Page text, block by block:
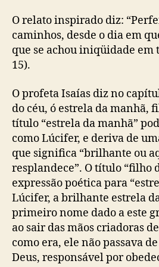
O relato inspirado diz:
caminhos, desde o dia em
que se achou iniqüidade em
15).
O profeta Isaías diz no
do céu, ó estrela da manhã,
título “estrela da manhã”
como Lúcifer, e deriva de
que significa “brilhante ou
resplandece”. O título “filho
expressão poética para
Lúcifer, a brilhante estrela
primeiro nome dado a este
ao sair das mãos criadoras
como era, ele não passava
Deus, responsável por